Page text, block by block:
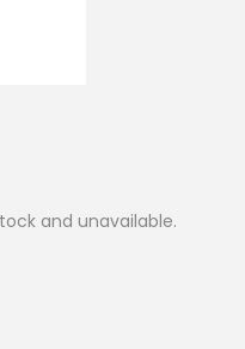
and unavailable.